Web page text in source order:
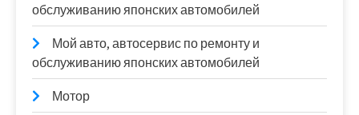
обслуживанию японских автомобилей
Мой авто, автосервис по ремонту и
обслуживанию японских автомобилей
Мотор